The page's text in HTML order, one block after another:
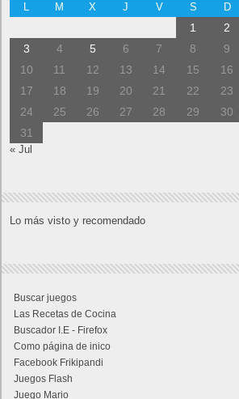
L
M X J V S D
1
2
3
4 5 6 7 8
9
10
11 12 13 14 15
16
17
18 19 20 21 22
23
24
25 26 27 28 29
30
31
« Jul
Lo más visto y recomendado
Buscar juegos
Las Recetas de Cocina
Buscador I.E - Firefox
Como página de inico
Facebook Frikipandi
Juegos Flash
Juego Mario